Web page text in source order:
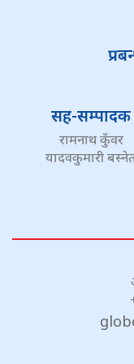
सह-सम्पादक
रामनाथ कुँवर
यादवकुमारी